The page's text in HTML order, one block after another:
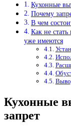
Кухонные
Почему
В чем
Как не
уже имеются
Кухонные
запрет